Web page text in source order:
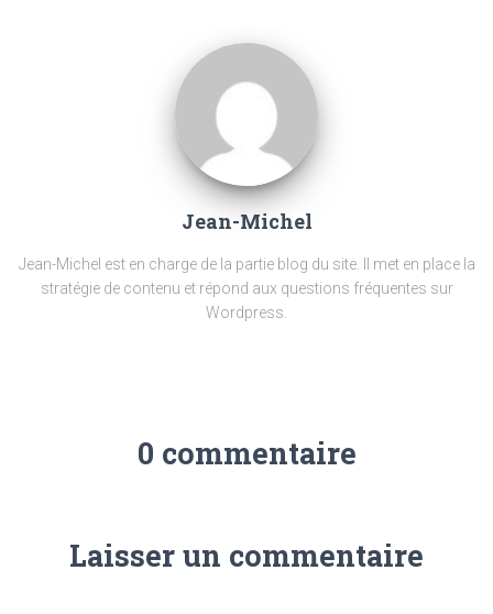
Jean-Michel
Jean-Michel est en charge de la partie blog du site. Il met en place la
stratégie de contenu et répond aux questions fréquentes sur
Wordpress.
0 commentaire
Laisser un commentaire